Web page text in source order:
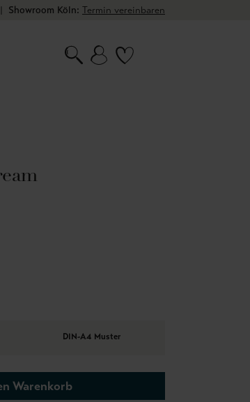
| Showroom Köln: Termin vereinbaren
DIN-A4 Muster
Warenkorb